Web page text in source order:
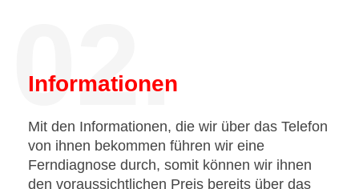
02.
Informationen
Mit den Informationen, die wir über das Telefon
von ihnen bekommen führen wir eine
Ferndiagnose durch, somit können wir ihnen
den voraussichtlichen Preis bereits über das